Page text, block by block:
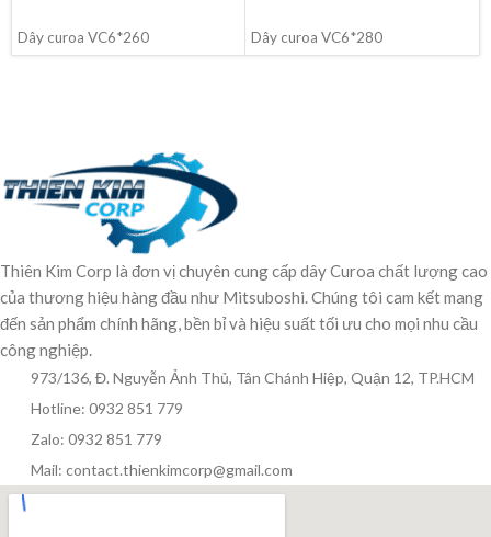
Dây curoa VC6*260
Dây curoa VC6*280
Thiên Kim Corp là đơn vị chuyên cung cấp dây Curoa chất lượng cao
của thương hiệu hàng đầu như Mitsuboshi. Chúng tôi cam kết mang
đến sản phẩm chính hãng, bền bỉ và hiệu suất tối ưu cho mọi nhu cầu
công nghiệp.
973/136, Đ. Nguyễn Ảnh Thủ, Tân Chánh Hiệp, Quận 12, TP.HCM
Hotline: 0932 851 779
Zalo: 0932 851 779
Mail: contact.thienkimcorp@gmail.com